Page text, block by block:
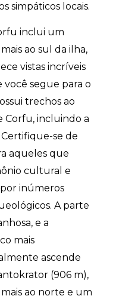
simpáticos locais.
inclui um
ao sul da ilha,
vistas incríveis
você segue para o
trechos ao
Corfu, incluindo a
se de
aqueles que
cultural e
por inúmeros
A parte
e a
mais
ascende
(906 m),
ao norte e um